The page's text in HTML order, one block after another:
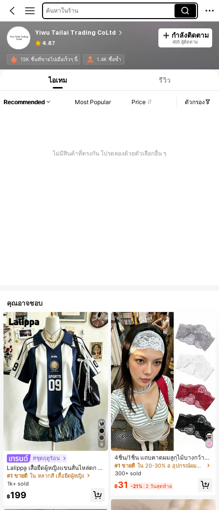
ค้นหาในร้าน
Yiwu Tailai Trading CoLtd
4.87
กำลังติดตาม
495 ผู้ติดตาม
15K ชิ้นที่ขายไปเมื่อเร็วๆ นี้ 1.4K ซื้อซ้ำ
ไอเทม รีวิว
Recommended Most Popular Price ตัวกรอง
ไม่มีสินค้าที่ตรงกัน โปรดลองด้วยตัวเลือกอื่น ๆ
คุณอาจชอบ
9
#ชุดฤดูร้อน
Lalippa เสื้อยืดผู้หญิงแขนสั้นไหล่ตก ค
อวีปกเสื้อ ลายพิมพ์ดิจิทัลลายทาง สไตล์
สปอร์ตแฟชั่นมินิมอล ของขวัญสำหรับเ
#1 ขายดี ใน หลากสี เสื้อยืดผู้หญิง
1k+ sold
฿199
4ชิ้น/1ชิ้น แถบคาดผมลูกไม้บางกว้างยื
ดหยุ่นสำหรับผู้หญิง, แฟชั่นอเนกประสง
ค์พรีเมียมหรูหราสไตล์มินิมอล ผ้าพันคอ
หรับการออกไปข้างนอกประจำวัน, ลำล
น, การมัดผม, การจัดทรงผม, การแต่งห
น้า, การจับคู่ชุด, อุปกรณ์เสริมประดับผ
#1 ขายดี
เกือบหมดแล้ว!
#1 ขายดี
ใน 20-30% อ อุปกรณ์ผมของผู้หญิง
เกือบหมดแล้ว!
#1 ขายดี
ใน 20-30% อ อุปกรณ์ผมของผู้หญิง
เกือบหมดแล้ว!
#1 ขายดี
ใน 20-30% อ อุปกรณ์ผมของผู้หญิง
300+ sold
฿31 -21% 2 วันสุดท้าย